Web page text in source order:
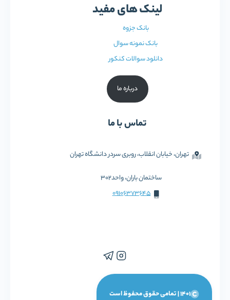
لینک های مفید
بانک جزوه
بانک نمونه سوال
دانلود سوالات کنکور
درباره ما
تماس با ما
تهران، خیابان انقلاب، روبری سردر دانشگاه تهران
ساختمان باران، واحد302
09106373645
1401 | تمامی حقوق محفوظ است